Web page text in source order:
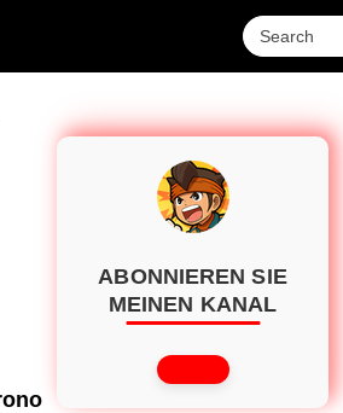
ABONNIEREN SIE
MEINEN KANAL